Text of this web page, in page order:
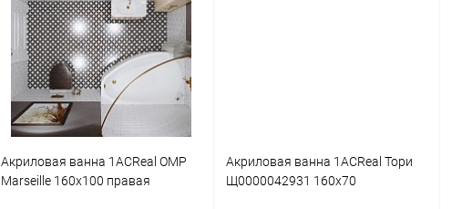
Купить в 1 клик Сравнение
В избранное Недоступно
Акриловая ванна 1ACReal ОМР
Marseille 160x100 правая
Акриловая ванна 1ACReal Тори
Щ0000042931 160x70